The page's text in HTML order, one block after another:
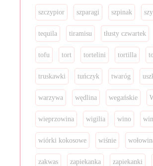
szczypior szparagi szpinak
tequila tiramisu tłusty czwartek
tofu tort tortelini tortilla
truskawki tuńczyk twaróg
warzywa wędlina wegańskie
wieprzowina wigilia wino
wiórki kokosowe wiśnie
zakwas zapiekanka zapiekanki